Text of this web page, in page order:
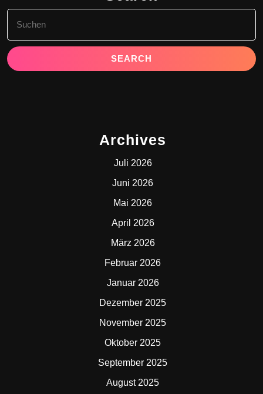
for:
Archives
Juli 2026
Juni 2026
Mai 2026
April 2026
März 2026
Februar 2026
Januar 2026
Dezember 2025
November 2025
Oktober 2025
September 2025
August 2025